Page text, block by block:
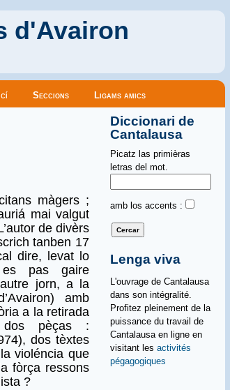
d'Avairon
Seccions Ligams amics
màgers ;
mai valgut
de divèrs
tanben 17
dire, levat lo
pas gaire
jorn, a la
amb
a la retirada
dos pèças :
dos tèxtes
violéncia que
fòrça ressons
?
Diccionari de
Cantalausa
Picatz las primièras
letras del mot.
amb los accents :
Lenga viva
L'ouvrage de Cantalausa
dans son intégralité.
Profitez pleinement de la
puissance du travail de
Cantalausa en ligne en
visitant les activités
pégagogiques